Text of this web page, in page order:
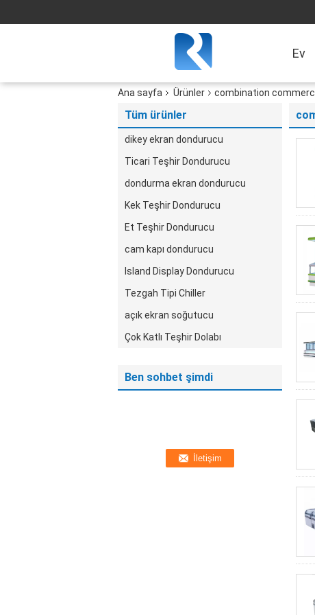
Ev
Ana sayfa Ürünler combination
Tüm ürünler
dikey ekran dondurucu
Ticari Teşhir Dondurucu
dondurma ekran dondurucu
Kek Teşhir Dondurucu
Et Teşhir Dondurucu
cam kapı dondurucu
Island Display Dondurucu
Tezgah Tipi Chiller
açık ekran soğutucu
Çok Katlı Teşhir Dolabı
Ben sohbet şimdi